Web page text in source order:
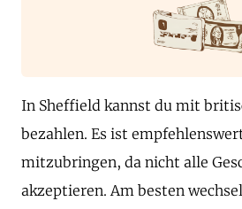
In Sheffield kannst du mit
bezahlen. Es ist
mitzubringen, da nicht alle
akzeptieren. Am besten